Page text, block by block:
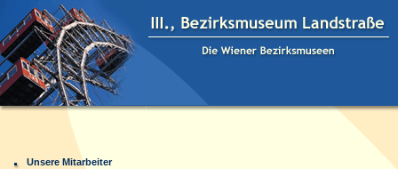
Unsere Mitarbeiter